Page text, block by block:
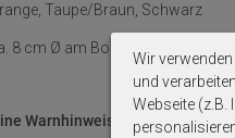
Taupe/Braun, Schwarz
8 cm Ø am Boden und ca. 18 cm
Warnhinweise!
Wir
und
Webseite (z.B.